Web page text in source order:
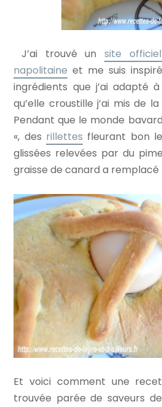
J’ai trouvé un site
napolitaine et me suis
ingrédients que j’ai adapté
qu’elle croustille j’ai mis de
Pendant que le monde
«, des rillettes fleurant bon
glissées relevées par du
graisse de canard a remplacé
Et voici comment une
trouvée parée de saveurs